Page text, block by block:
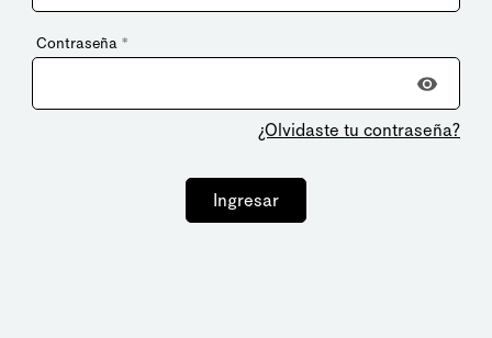
Contraseña *
¿Olvidaste tu contraseña?
Ingresar